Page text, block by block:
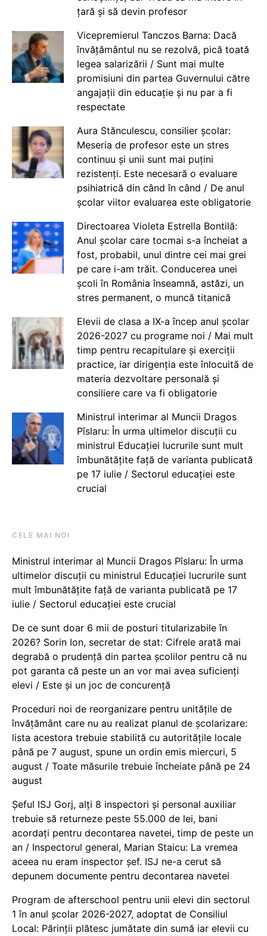
țară și să devin profesor
Vicepremierul Tanczos Barna: Dacă
învățământul nu se rezolvă, pică toată
legea salarizării / Sunt mai multe
promisiuni din partea Guvernului către
angajații din educație și nu par a fi
respectate
Aura Stănculescu, consilier școlar:
Meseria de profesor este un stres
continuu și unii sunt mai puțini
rezistenți. Este necesară o evaluare
psihiatrică din când în când / De anul
școlar viitor evaluarea este obligatorie
Directoarea Violeta Estrella Bontilă:
Anul școlar care tocmai s-a încheiat a
fost, probabil, unul dintre cei mai grei
pe care i-am trăit. Conducerea unei
școli în România înseamnă, astăzi, un
stres permanent, o muncă titanică
Elevii de clasa a IX-a încep anul școlar
2026-2027 cu programe noi / Mai mult
timp pentru recapitulare și exerciții
practice, iar dirigenția este înlocuită de
materia dezvoltare personală și
consiliere care va fi obligatorie
Ministrul interimar al Muncii Dragos
Pîslaru: În urma ultimelor discuții cu
ministrul Educației lucrurile sunt mult
îmbunătățite față de varianta publicată
pe 17 iulie / Sectorul educației este
crucial
CELE MAI NOI
Ministrul interimar al Muncii Dragos Pîslaru: În urma
ultimelor discuții cu ministrul Educației lucrurile sunt
mult îmbunătățite față de varianta publicată pe 17
iulie / Sectorul educației este crucial
De ce sunt doar 6 mii de posturi titularizabile în
2026? Sorin Ion, secretar de stat: Cifrele arată mai
degrabă o prudență din partea școlilor pentru că nu
pot garanta că peste un an vor mai avea suficienți
elevi / Este și un joc de concurență
Proceduri noi de reorganizare pentru unitățile de
învățământ care nu au realizat planul de școlarizare:
lista acestora trebuie stabilită cu autoritățile locale
până pe 7 august, spune un ordin emis miercuri, 5
august / Toate măsurile trebuie încheiate până pe 24
august
Șeful ISJ Gorj, alți 8 inspectori și personal auxiliar
trebuie să returneze peste 55.000 de lei, bani
acordați pentru decontarea navetei, timp de peste un
an / Inspectorul general, Marian Staicu: La vremea
aceea nu eram inspector șef. ISJ ne-a cerut să
depunem documente pentru decontarea navetei
Program de afterschool pentru unii elevi din sectorul
1 în anul școlar 2026-2027, adoptat de Consiliul
Local: Părinții plătesc jumătate din sumă iar elevii cu